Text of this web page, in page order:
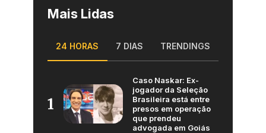
Mais Lidas
24 HORAS 7 DIAS TRENDINGS
1
Caso Naskar: Ex-
jogador da Seleção
Brasileira está entre
presos em operação
que prendeu
advogada em Goiás